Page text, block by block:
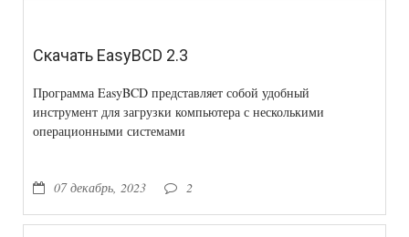
Скачать EasyBCD 2.3
Программа EasyBCD представляет собой удобный
инструмент для загрузки компьютера с несколькими
операционными системами
07 декабрь, 2023 2